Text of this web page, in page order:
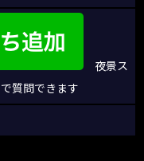
夜景ス
質問できます